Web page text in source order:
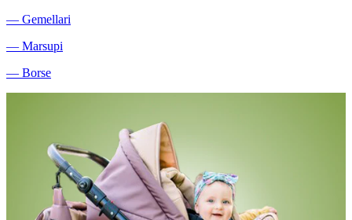
― Gemellari
― Marsupi
― Borse